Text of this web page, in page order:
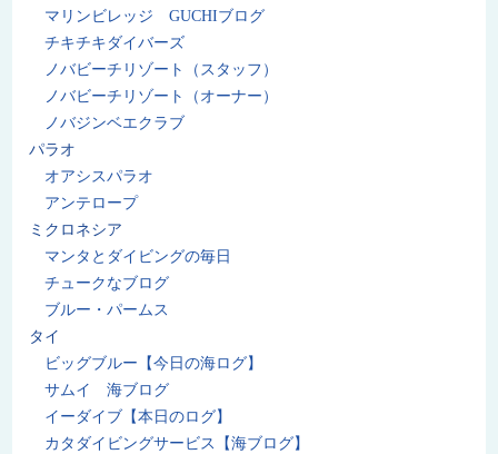
マリンビレッジ GUCHIブログ
チキチキダイバーズ
ノバビーチリゾート（スタッフ）
ノバビーチリゾート（オーナー）
ノバジンベエクラブ
パラオ
オアシスパラオ
アンテロープ
ミクロネシア
マンタとダイビングの毎日
チュークなブログ
ブルー・パームス
タイ
ビッグブルー【今日の海ログ】
サムイ 海ブログ
イーダイブ【本日のログ】
カタダイビングサービス【海ブログ】